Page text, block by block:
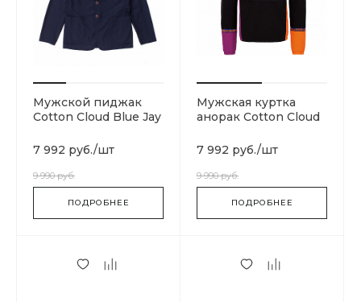
Мужской пиджак
Cotton Cloud Blue Jay
7 992 руб./шт
9 990 руб.
ПОДРОБНЕЕ
Мужская куртка
анорак Cotton Cloud
T93MID9QX
7 992 руб./шт
9 990 руб.
ПОДРОБНЕЕ